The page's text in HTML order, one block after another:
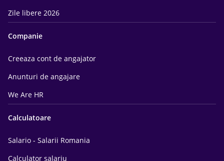
Zile libere 2026
Companie
Creeaza cont de angajator
Anunturi de angajare
We Are HR
Calculatoare
Salario - Salarii Romania
Calculator salariu